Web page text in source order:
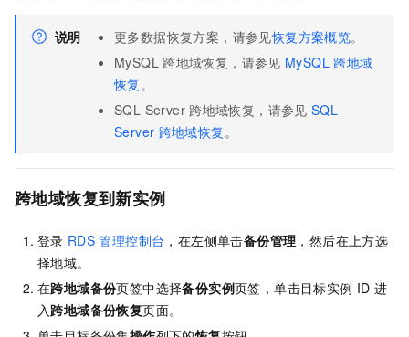
说明 更多数据恢复方案，请参见恢复方案概览。
MySQL 跨地域恢复，请参见 MySQL 跨地域
恢复 。
SQL Server 跨地域恢复，请参见 SQL
Server 跨地域恢复 。
跨地域恢复到新实例
登录 RDS 管理控制台 ，在左侧单击备份管理 ，然后在上方选
择地域。
在跨地域备份页签中选择备份实例页签，单击目标实例 ID 进
入跨地域备份恢复页面。